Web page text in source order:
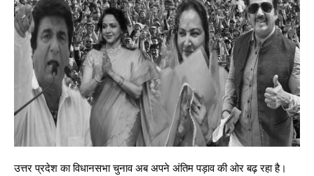
उत्तर प्रदेश का विधानसभा चुनाव अब अपने अंतिम पड़ाव की ओर बढ़ रहा है।